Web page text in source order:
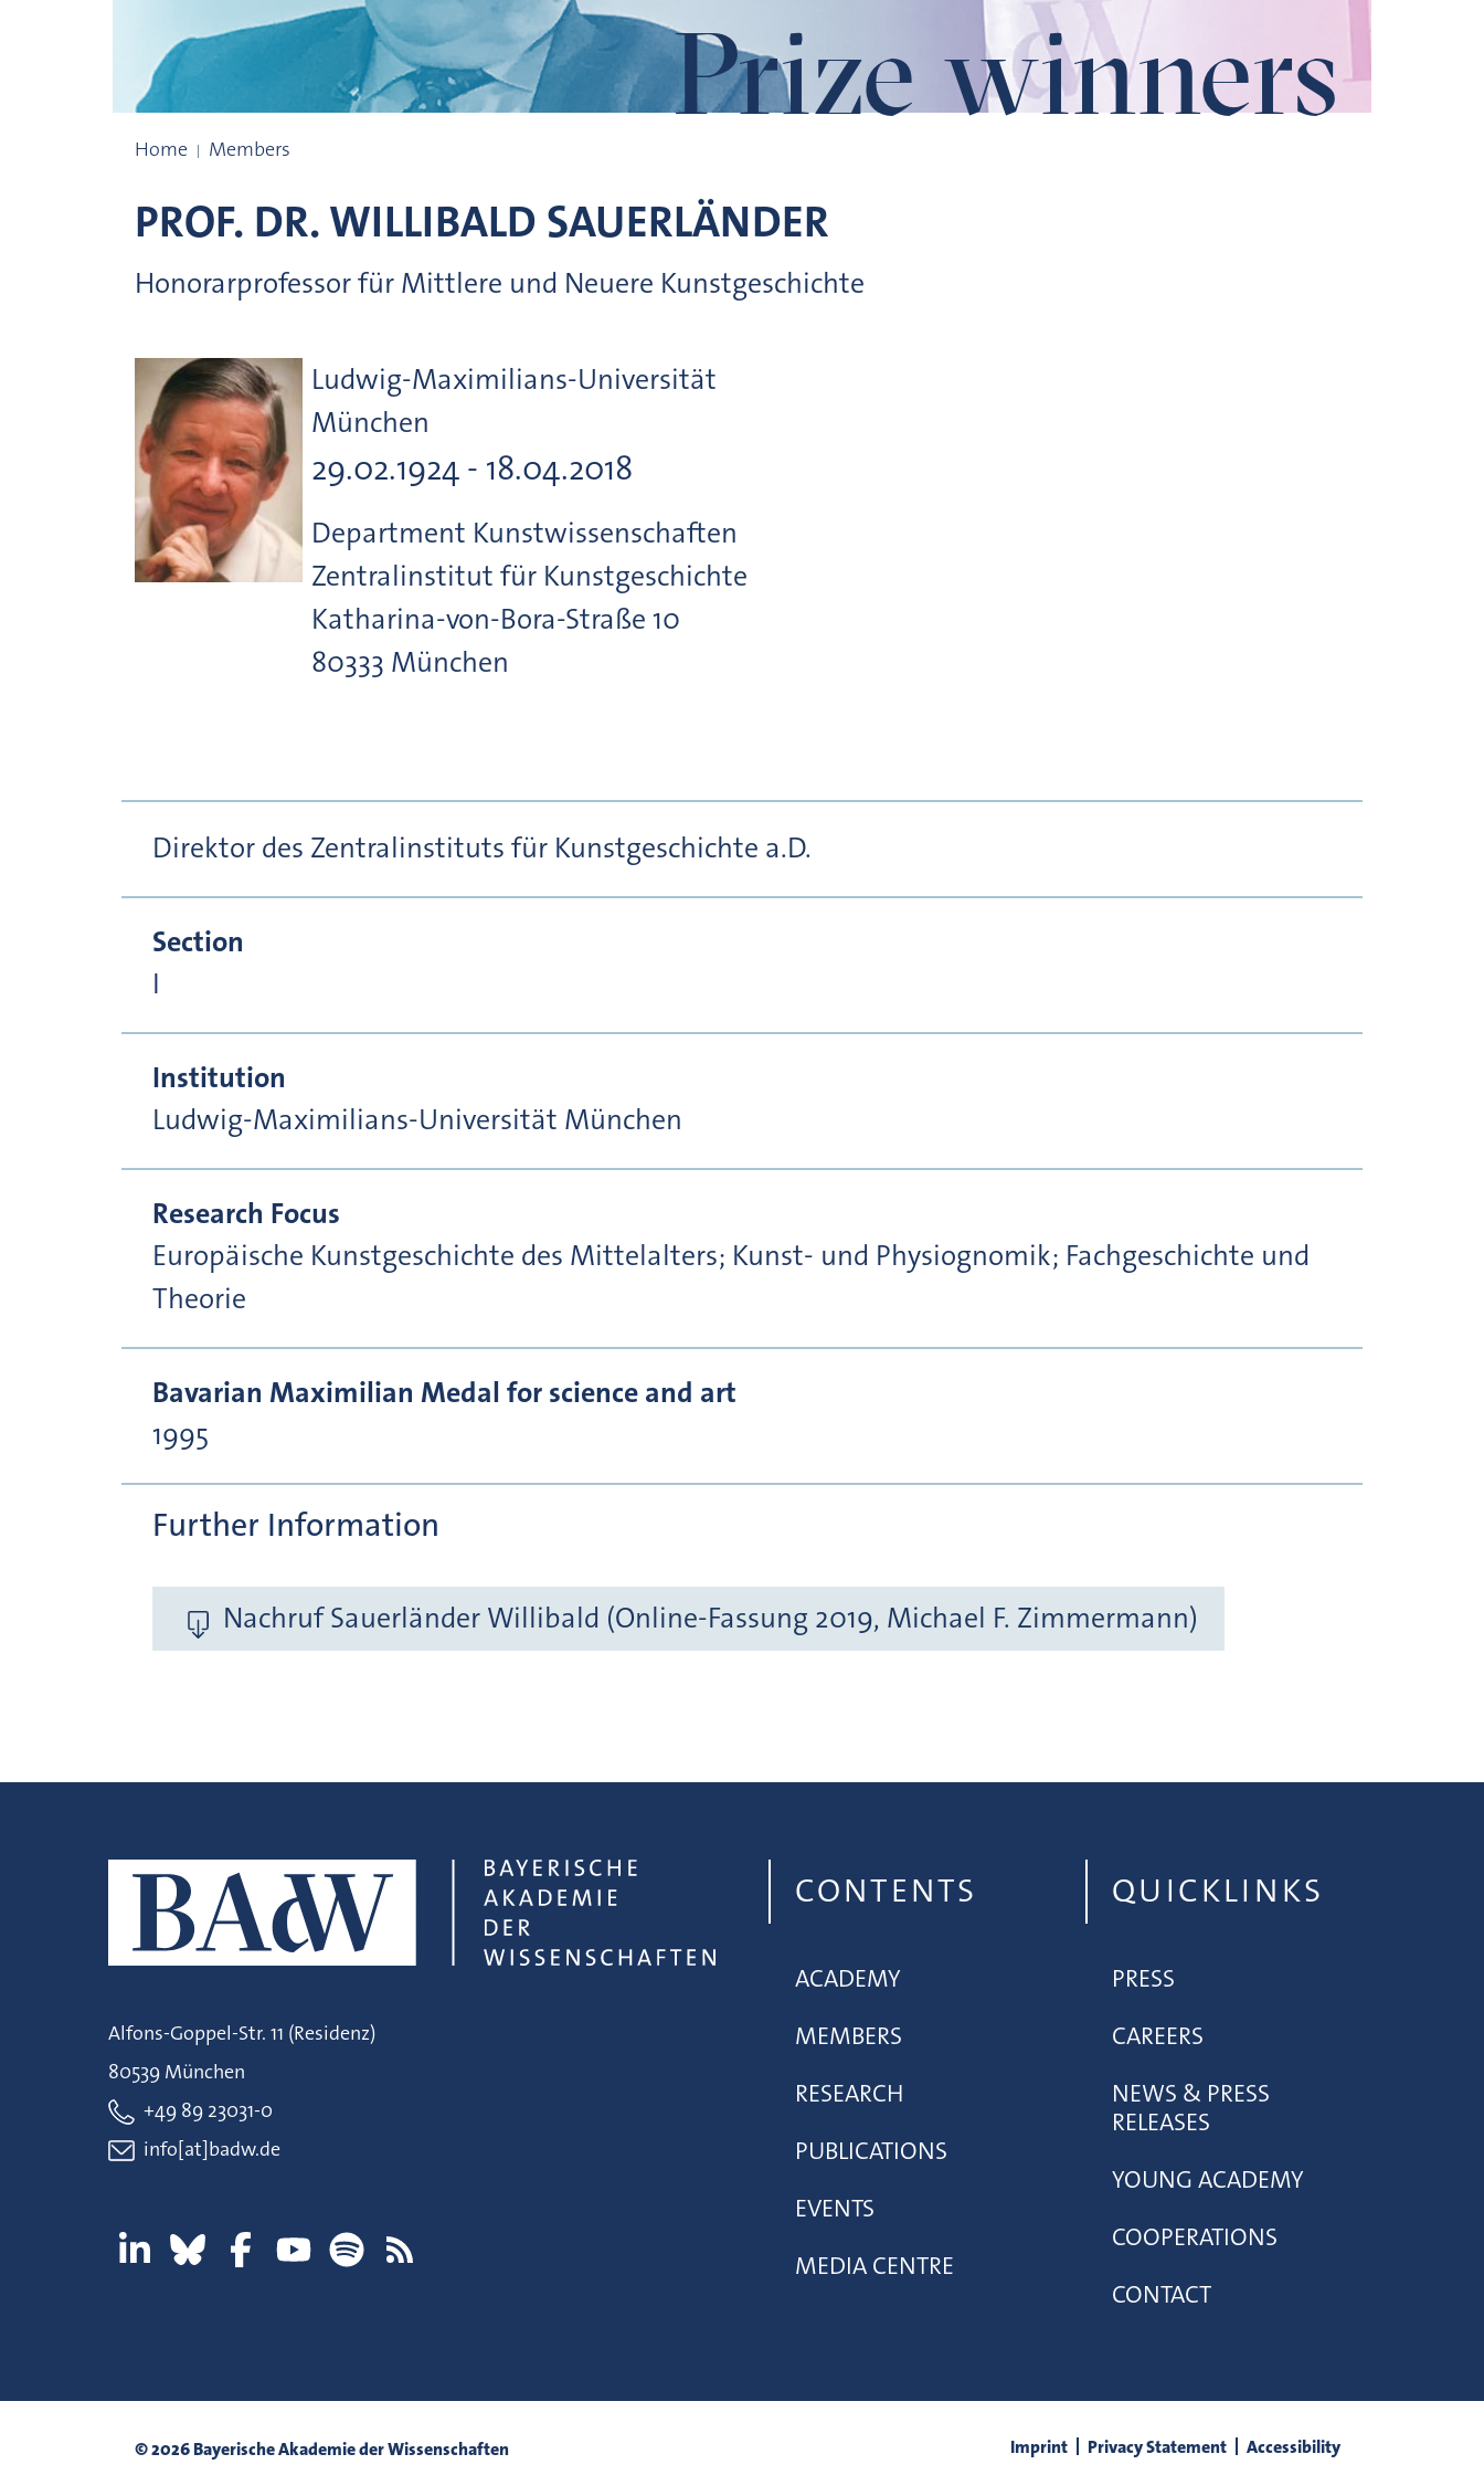
Prize winners
Home Members
PROF. DR.WILLIBALD SAUERLÄNDER
Honorarprofessor für Mittlere und Neuere Kunstgeschichte
Ludwig-Maximilians-Universität
München
29.02.1924 - 18.04.2018
Department Kunstwissenschaften
Zentralinstitut für Kunstgeschichte
Katharina-von-Bora-Straße 10
80333 München
Direktor des Zentralinstituts für Kunstgeschichte a.D.
Section
I
Institution
Ludwig-Maximilians-Universität München
Research Focus
Europäische Kunstgeschichte des Mittelalters; Kunst- und Physiognomik; Fachgeschichte und
Theorie
Bavarian Maximilian Medal for science and art
1995
Further Information
Nachruf Sauerländer Willibald (Online-Fassung 2019, Michael F. Zimmermann)
Alfons-Goppel-Str. 11 (Residenz)
80539 München
+49 89 23031-0
info[at]badw.de
CONTENTS
ACADEMY
MEMBERS
RESEARCH
PUBLICATIONS
EVENTS
MEDIA CENTRE
QUICKLINKS
PRESS
CAREERS
NEWS & PRESS
RELEASES
YOUNG ACADEMY
COOPERATIONS
CONTACT
© 2026 Bayerische Akademie der Wissenschaften Imprint Privacy Statement Accessibility